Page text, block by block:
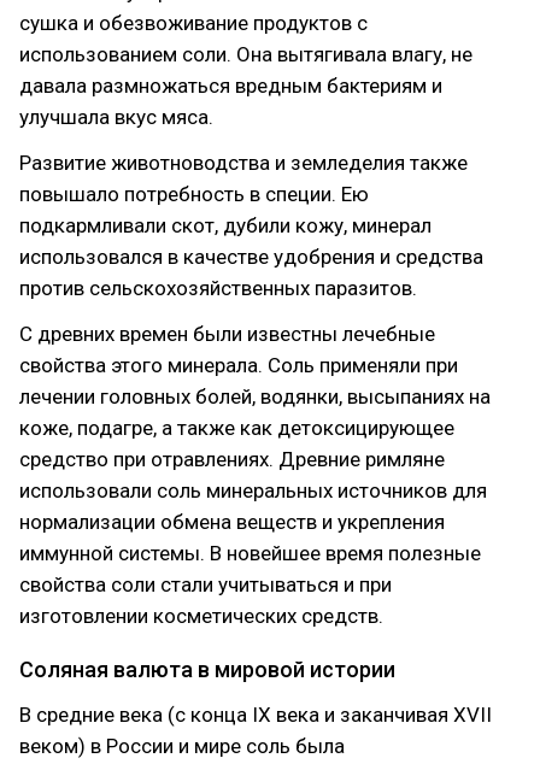
сушка и обезвоживание продуктов с
использованием соли. Она вытягивала влагу, не
давала размножаться вредным бактериям и
улучшала вкус мяса.
Развитие животноводства и земледелия также
повышало потребность в специи. Ею
подкармливали скот, дубили кожу, минерал
использовался в качестве удобрения и средства
против сельскохозяйственных паразитов.
С древних времен были известны лечебные
свойства этого минерала. Соль применяли при
лечении головных болей, водянки, высыпаниях на
коже, подагре, а также как детоксицирующее
средство при отравлениях. Древние римляне
использовали соль минеральных источников для
нормализации обмена веществ и укрепления
иммунной системы. В новейшее время полезные
свойства соли стали учитываться и при
изготовлении косметических средств.
Соляная валюта в мировой истории
В средние века (с конца IX века и заканчивая XVII
веком) в России и мире соль была